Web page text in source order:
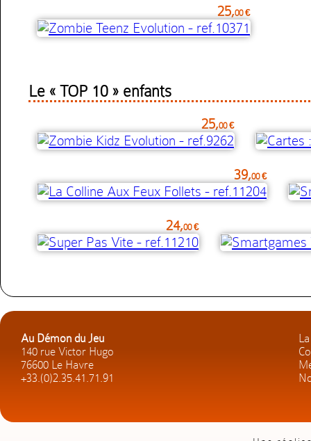
25,00 €
Le « TOP 10 » enfants
25,00 €
39,00 €
24,00 €
Au Démon du Jeu
140 rue Victor Hugo
76600 Le Havre
+33.(0)2.35.41.71.91